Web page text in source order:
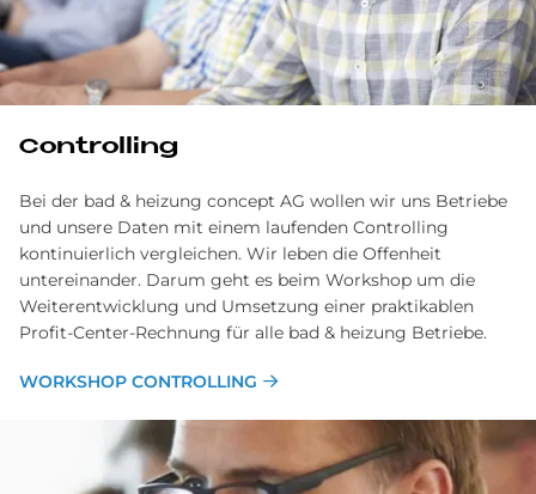
Controlling
Bei der bad & heizung concept AG wollen wir uns Betriebe
und unsere Daten mit einem laufenden Controlling
kontinuierlich vergleichen. Wir leben die Offenheit
untereinander. Darum geht es beim Workshop um die
Weiterentwicklung und Umsetzung einer praktikablen
Profit-Center-Rechnung für alle bad & heizung Betriebe.
WORKSHOP CONTROLLING